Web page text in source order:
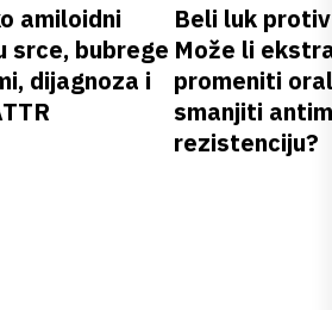
amiloidni
srce, bubrege
dijagnoza i
Beli luk
Može li
promeniti
smanjiti
rezistenciju?